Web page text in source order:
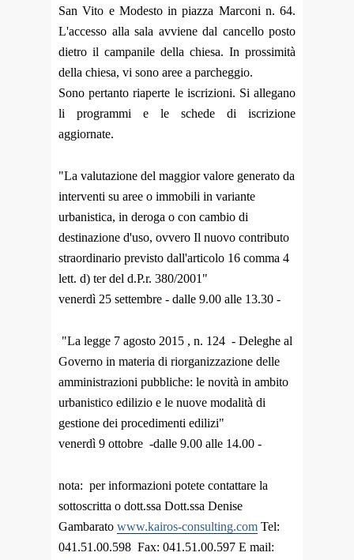
San Vito e Modesto in piazza Marconi n. 64.
L'accesso alla sala avviene dal cancello posto
dietro il campanile della chiesa. In prossimità
della chiesa, vi sono aree a parcheggio.
Sono pertanto riaperte le iscrizioni. Si allegano
li programmi e le schede di iscrizione
aggiornate.
"La valutazione del maggior valore generato da
interventi su aree o immobili in variante
urbanistica, in deroga o con cambio di
destinazione d'uso, ovvero Il nuovo contributo
straordinario previsto dall'articolo 16 comma 4
lett. d) ter del d.P.r. 380/2001"
venerdì 25 settembre - dalle 9.00 alle 13.30 -
"La legge 7 agosto 2015 , n. 124 - Deleghe al
Governo in materia di riorganizzazione delle
amministrazioni pubbliche: le novità in ambito
urbanistico edilizio e le nuove modalità di
gestione dei procedimenti edilizi"
venerdì 9 ottobre -dalle 9.00 alle 14.00 -
nota: per informazioni potete contattare la
sottoscritta o dott.ssa Dott.ssa Denise
Gambarato www.kairos-consulting.com Tel:
041.51.00.598 Fax: 041.51.00.597 E mail: